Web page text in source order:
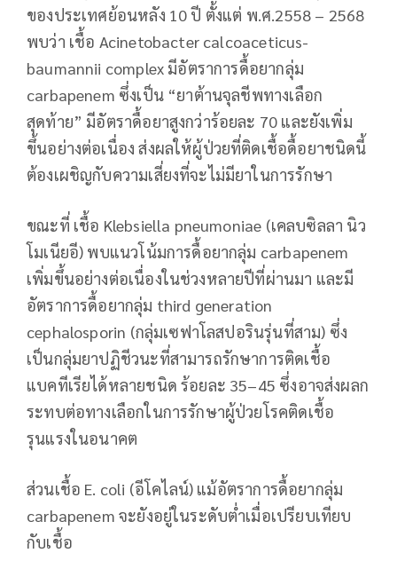
ของประเทศย้อนหลัง 10 ปี ตั้งแต่ พ.ศ.2558 – 2568
พบว่า เชื้อ Acinetobacter calcoaceticus-
baumannii complex มีอัตราการดื้อยากลุ่ม
carbapenem ซึ่งเป็น “ยาต้านจุลชีพทางเลือก
สุดท้าย” มีอัตราดื้อยาสูงกว่าร้อยละ 70 และยังเพิ่ม
ขึ้นอย่างต่อเนื่อง ส่งผลให้ผู้ป่วยที่ติดเชื้อดื้อยาชนิดนี้
ต้องเผชิญกับความเสี่ยงที่จะไม่มียาในการรักษา
ขณะที่ เชื้อ Klebsiella pneumoniae (เคลบซิลลา นิว
โมเนียอี) พบแนวโน้มการดื้อยากลุ่ม carbapenem
เพิ่มขึ้นอย่างต่อเนื่องในช่วงหลายปีที่ผ่านมา และมี
อัตราการดื้อยากลุ่ม third generation
cephalosporin (กลุ่มเซฟาโลสปอรินรุ่นที่สาม) ซึ่ง
เป็นกลุ่มยาปฏิชีวนะที่สามารถรักษาการติดเชื้อ
แบคทีเรียได้หลายชนิด ร้อยละ 35–45 ซึ่งอาจส่งผลก
ระทบต่อทางเลือกในการรักษาผู้ป่วยโรคติดเชื้อ
รุนแรงในอนาคต
ส่วนเชื้อ E. coli (อีโคไลน์) แม้อัตราการดื้อยากลุ่ม
carbapenem จะยังอยู่ในระดับต่ำเมื่อเปรียบเทียบ
กับเชื้อ